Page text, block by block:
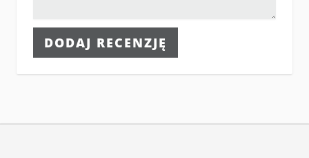
DODAJ RECENZJĘ